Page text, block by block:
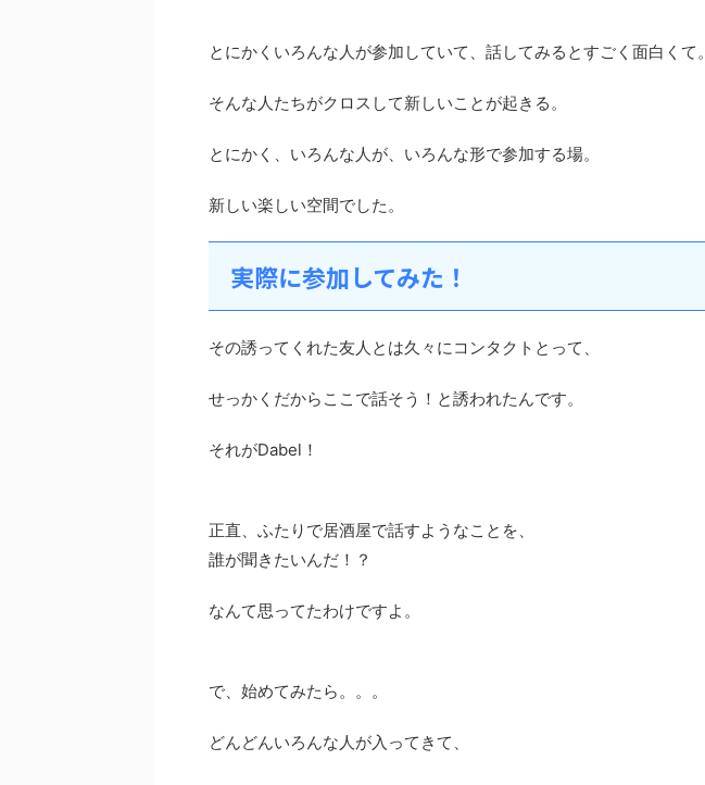
とにかくいろんな人が参加していて、話してみるとすごく面白くて。
そんな人たちがクロスして新しいことが起きる。
とにかく、いろんな人が、いろんな形で参加する場。
新しい楽しい空間でした。
実際に参加してみた！
その誘ってくれた友人とは久々にコンタクトとって、
せっかくだからここで話そう！と誘われたんです。
それがDabel！
正直、ふたりで居酒屋で話すようなことを、
誰が聞きたいんだ！？
なんて思ってたわけですよ。
で、始めてみたら。。。
どんどんいろんな人が入ってきて、